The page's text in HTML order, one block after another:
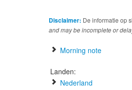
Disclaimer: De informatie op
and may be incomplete or
Morning note
Landen:
Nederland